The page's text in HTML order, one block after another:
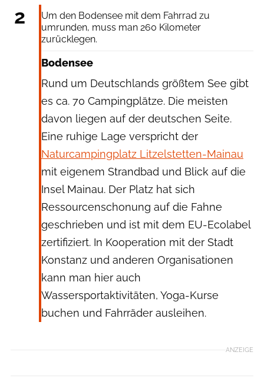
2
Um den Bodensee mit dem Fahrrad zu
umrunden, muss man 260 Kilometer
zurücklegen.
Bodensee
Rund um Deutschlands größtem See gibt
es ca. 70 Campingplätze. Die meisten
davon liegen auf der deutschen Seite.
Eine ruhige Lage verspricht der
Naturcampingplatz Litzelstetten-Mainau
mit eigenem Strandbad und Blick auf die
Insel Mainau. Der Platz hat sich
Ressourcenschonung auf die Fahne
geschrieben und ist mit dem EU-Ecolabel
zertifiziert. In Kooperation mit der Stadt
Konstanz und anderen Organisationen
kann man hier auch
Wassersportaktivitäten, Yoga-Kurse
buchen und Fahrräder ausleihen.
ANZEIGE